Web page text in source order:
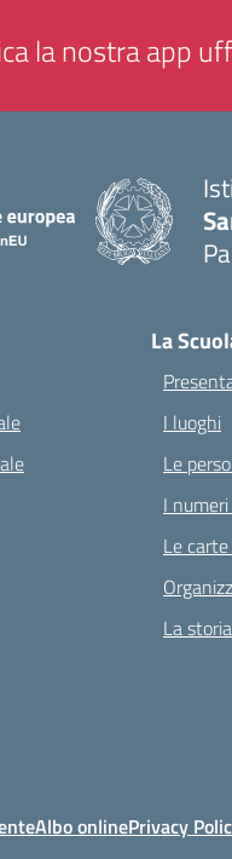
la nostra app
La
I luoghi
Le
I
Le
La storia
Albo onlinePrivacy